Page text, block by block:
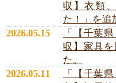
収】衣類
た！」を追
2026.05.15
「【千葉
収】家具
た。
2026.05.11
「【千葉